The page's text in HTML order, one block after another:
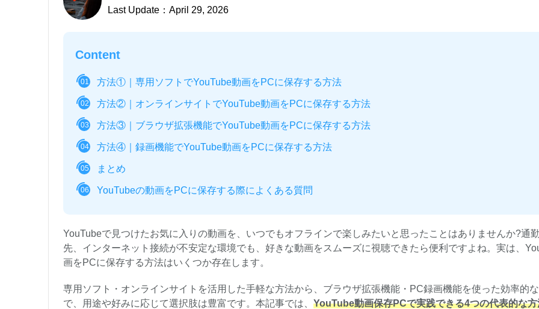
Last Update：April 29, 2026
Content
01 方法①｜専用ソフトでYouTube動画をPCに保存する方法
02 方法②｜オンラインサイトでYouTube動画をPCに保存する方法
03 方法③｜ブラウザ拡張機能でYouTube動画をPCに保存する方法
04 方法④｜録画機能でYouTube動画をPCに保存する方法
05 まとめ
06 YouTubeの動画をPCに保存する際によくある質問
YouTubeで見つけたお気に入りの動画を、いつでもオフラインで楽しみたいと思ったことはありませんか?通
先、インターネット接続が不安定な環境でも、好きな動画をスムーズに視聴できたら便利ですよね。実は、
画をPCに保存する方法はいくつか存在します。
専用ソフト・オンラインサイトを活用した手軽な方法から、ブラウザ拡張機能・PC録画機能を使った効率的
で、用途や好みに応じて選択肢は豊富です。本記事では、 YouTube動画保存PCで実践できる4つの代表的な方